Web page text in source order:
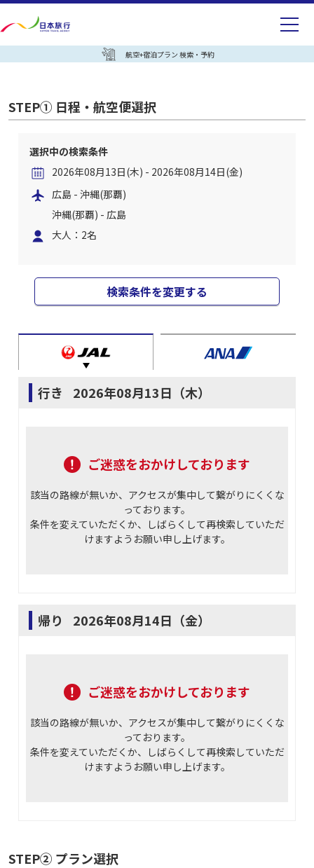
航空+宿泊プラン 検索・予約
STEP① 日程・航空便選択
選択中の検索条件
2026年08月13日(木) - 2026年08月14日(金)
広島 - 沖縄(那覇)
沖縄(那覇) - 広島
大人：2名
検索条件を変更する
行き 2026年08月13日（木）
ご迷惑をおかけしております
該当の路線が無いか、アクセスが集中して繋がりにくくな
っております。
条件を変えていただくか、しばらくして再検索していただ
けますようお願い申し上げます。
帰り 2026年08月14日（金）
ご迷惑をおかけしております
該当の路線が無いか、アクセスが集中して繋がりにくくな
っております。
条件を変えていただくか、しばらくして再検索していただ
けますようお願い申し上げます。
STEP② プラン選択